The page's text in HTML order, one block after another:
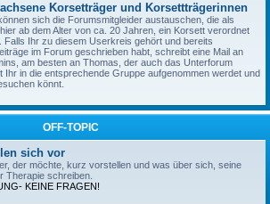
Korsetträger und Korsettträgerinnen
sich die Forumsmitgleider austauschen, die als
ab dem Alter von ca. 20 Jahren, ein Korsett verordnet
Falls Ihr zu diesem Userkreis gehört und bereits
im Forum geschrieben habt, schreibt eine Mail an
am besten an Thomas, der auch das Unterforum
Ihr in die entsprechende Gruppe aufgenommen werdet und
könnt.
OFF-TOPIC
sich vor
der möchte, kurz vorstellen und was über sich, seine
Therapie schreiben.
KEINE FRAGEN!